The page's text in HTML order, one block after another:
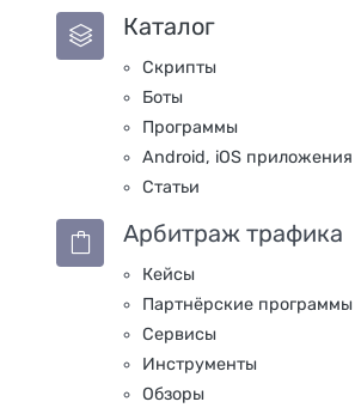
Каталог
Скрипты
Боты
Программы
Android, iOS приложения
Статьи
Арбитраж трафика
Кейсы
Партнёрские программы
Сервисы
Инструменты
Обзоры